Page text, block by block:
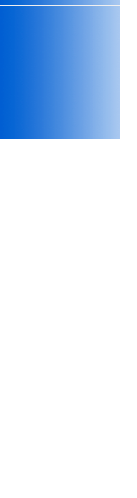
bày bản vẽ kiến trúc